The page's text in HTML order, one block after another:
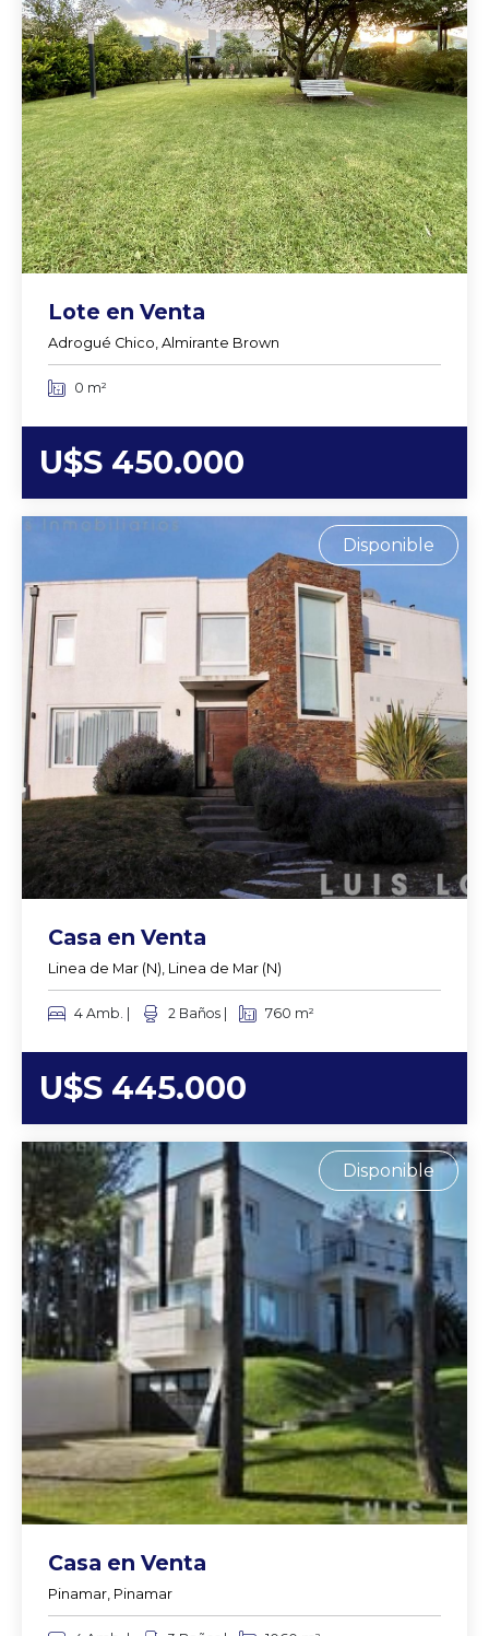
Lote en Venta
Adrogué Chico, Almirante Brown
0 m²
U$S 450.000
Disponible
Casa en Venta
Linea de Mar (N), Linea de Mar (N)
4 Amb. | 2 Baños | 760 m²
U$S 445.000
Disponible
Casa en Venta
Pinamar, Pinamar